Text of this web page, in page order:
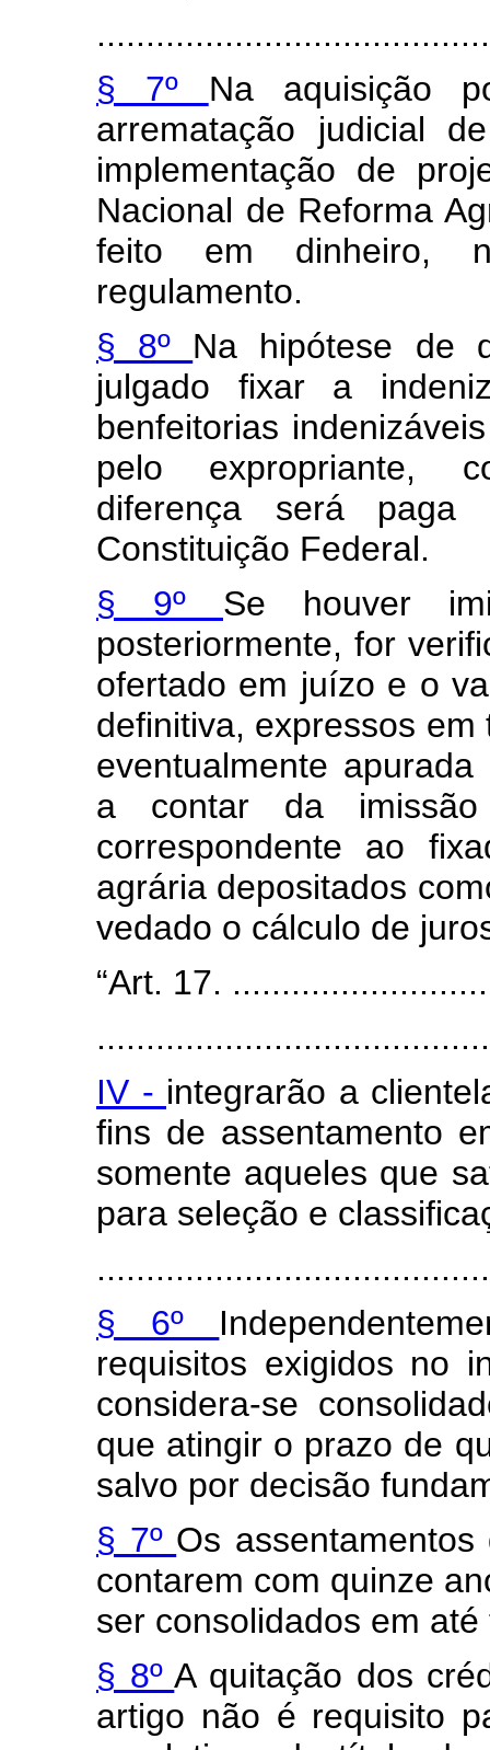
§ 7º Na aquisição
arrematação judicial
implementação de
Nacional de Reforma
feito em dinheiro,
regulamento.
§ 8º Na hipótese de
julgado fixar a
benfeitorias
pelo expropriante,
diferença será
Constituição Federal.
§ 9º Se houver
posteriormente, for
ofertado em juízo e o
definitiva, expressos
eventualmente
a contar da
correspondente ao
agrária depositados
vedado o cálculo de
“Art. 17.
IV - integrarão a
fins de assentamento
somente aqueles que
para seleção e
§ 6º
requisitos exigidos no
considera-se
que atingir o prazo de
salvo por decisão
§ 7º Os
contarem com quinze
ser consolidados em
§ 8ºA quitação dos
artigo não é requisito